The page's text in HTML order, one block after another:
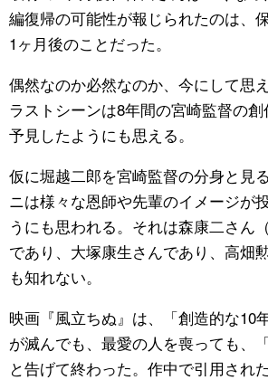
編復帰の可能性が報じられたのは、
1ヶ月後のことだった。
偶然なのか必然なのか、今にして思
ラストシーンは8年間の宮崎監督の
予見したようにも思える。
仮に堀越二郎を宮崎監督の分身と見
ニは様々な恩師や先輩のイメージが
うにも思われる。それは森康二さん
であり、大塚康生さんであり、高畑
も知れない。
映画『風立ちぬ』は、「創造的な10
が滅んでも、最愛の人を喪っても、
と告げて終わった。作中で引用され